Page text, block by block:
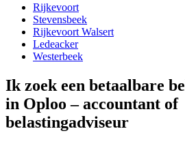
Rijkevoort
Stevensbeek
Rijkevoort Walsert
Ledeacker
Westerbeek
Ik zoek een betaalbare
in Oploo – accountant of
belastingadviseur